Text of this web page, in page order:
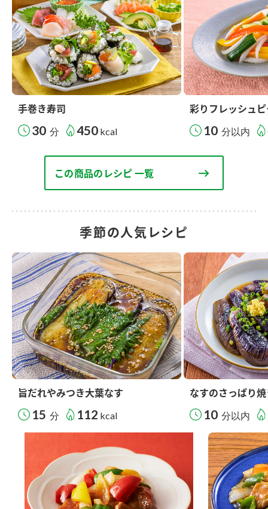
手巻き寿司
30 分 450 kcal
彩りフレッシュ
10 分以内
この商品のレシピ 一覧
季節の人気レシピ
旨だれやみつき大葉なす
15 分 112 kcal
なすのさっぱり
10 分以内